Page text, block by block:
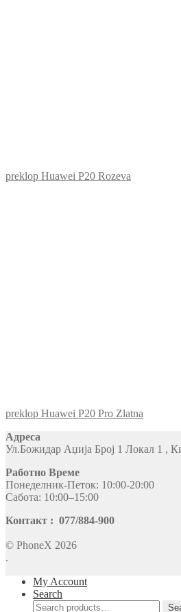
preklop Huawei P20 Rozeva
preklop Huawei P20 Pro Zlatna
Адреса
Ул.Божидар Аџија Број 1 Локал 1 ,
Работно Време
Понеделник-Петок: 10:00-20:00
Сабота: 10:00–15:00
Контакт : 077/884-900
© PhoneX 2026
.
My Account
Search
Search